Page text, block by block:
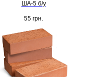
ША-5 б/у
55 грн.